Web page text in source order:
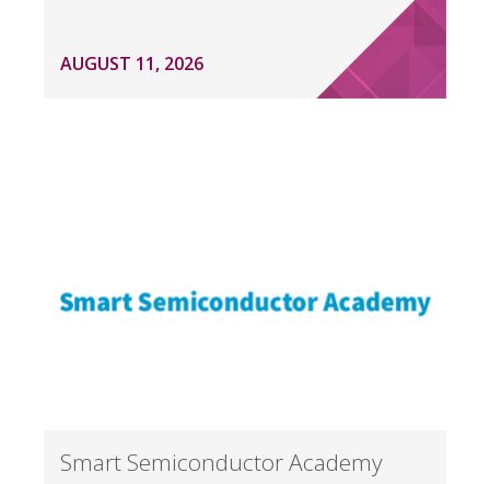
AUGUST 11, 2026
Smart Semiconductor Academy